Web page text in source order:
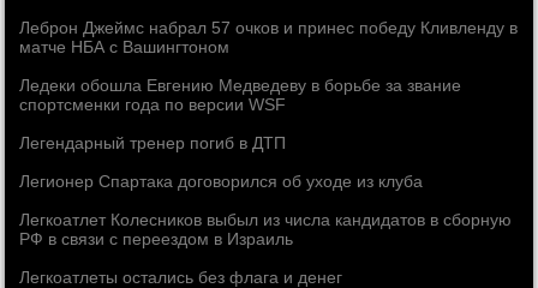
Леброн Джеймс набрал 57 очков и принес победу Кливленду в
матче НБА с Вашингтоном
Ледеки обошла Евгению Медведеву в борьбе за звание
спортсменки года по версии WSF
Легендарный тренер погиб в ДТП
Легионер Спартака договорился об уходе из клуба
Легкоатлет Колесников выбыл из числа кандидатов в сборную
РФ в связи с переездом в Израиль
Легкоатлеты остались без флага и денег